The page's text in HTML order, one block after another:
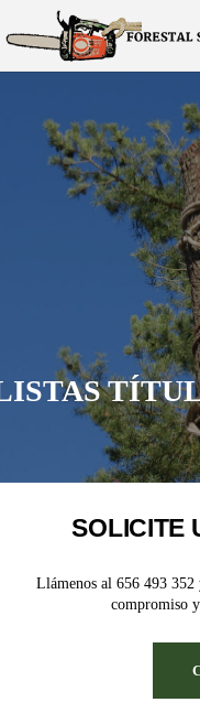
SOLICITE
Llámenos al 656 493 352
compromiso y